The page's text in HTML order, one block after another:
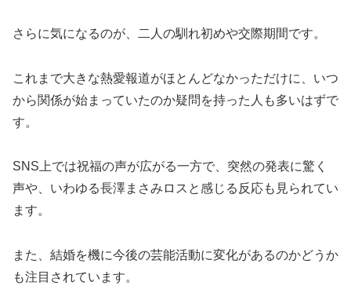
さらに気になるのが、二人の馴れ初めや交際期間です。
これまで大きな熱愛報道がほとんどなかっただけに、いつ
から関係が始まっていたのか疑問を持った人も多いはずで
す。
SNS上では祝福の声が広がる一方で、突然の発表に驚く
声や、いわゆる長澤まさみロスと感じる反応も見られてい
ます。
また、結婚を機に今後の芸能活動に変化があるのかどうか
も注目されています。